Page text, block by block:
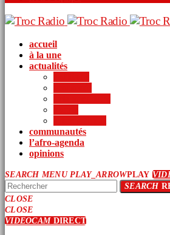
accueil
à la une
actualités
communautés
l’afro-agenda
opinions
SEARCH MENU PLAY_ARROWPLAY
SEARCH
CLOSE
CLOSE
VIDEOCAMDIRECT